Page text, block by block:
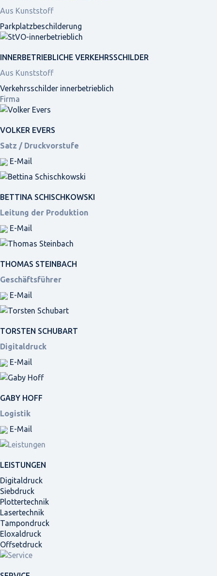
Aus Kunststoff
Parkplatz­beschilderung
INNER­BETRIEBLICHE VERKEHRS­SCHILDER
Aus Kunststoff
Verkehrsschilder innerbetrieblich
Firma
VOLKER EVERS
Satz / Druckvorstufe
E-Mail
BETTINA SCHISCHKOWSKI
Leitung der Produktion
E-Mail
THOMAS STEINBACH
Geschäftsführer
E-Mail
TORSTEN SCHUBART
Digitaldruck
E-Mail
GABY HOFF
Logistik
E-Mail
LEISTUNGEN
Digitaldruck
Siebdruck
Plottertechnik
Lasertechnik
Tampondruck
Eloxaldruck
Offsetdruck